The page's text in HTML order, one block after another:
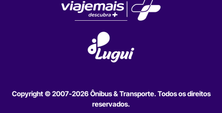
Copyright © 2007-2026 Ônibus & Transporte. Todos os direitos
reservados.